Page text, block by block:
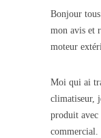
Bonjour
mon avis et
moteur
Moi qui ai
climatiseur,
produit avec
commercial.